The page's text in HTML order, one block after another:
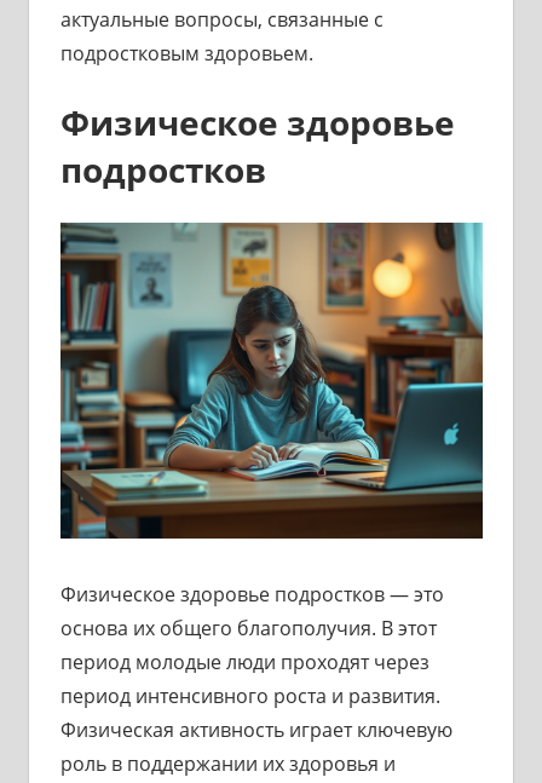
актуальные вопросы, связанные с
подростковым здоровьем.
Физическое здоровье
подростков
Физическое здоровье подростков — это
основа их общего благополучия. В этот
период молодые люди проходят через
период интенсивного роста и развития.
Физическая активность играет ключевую
роль в поддержании их здоровья и